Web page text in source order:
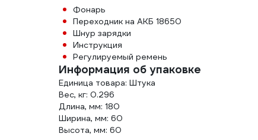
Фонарь
Переходник на АКБ 18650
Шнур зарядки
Инструкция
Регулируемый ремень
Информация об упаковке
Единица товара: Штука
Вес, кг: 0.296
Длина, мм: 180
Ширина, мм: 60
Высота, мм: 60